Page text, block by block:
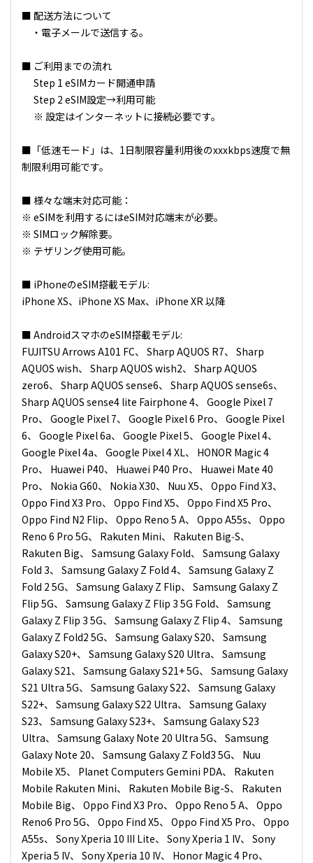
■ 配送方法について
・電子メールで送信する。
■ ご利用までの流れ
Step 1 eSIMカード開通申請
Step 2 eSIM設定→利用可能
※ 設定はインターネットに接続必要です。
■「低速モード」は、1日制限容量利用後のxxxkbps速度で無
制限利用可能です。
■ 様々な端末対応可能：
※ eSIMを利用するにはeSIM対応端末が必要。
※ SIMロック解除要。
※ テザリング使用可能。
■ iPhoneのeSIM搭載モデル:
iPhone XS、iPhone XS Max、iPhone XR 以降
■ AndroidスマホのeSIM搭載モデル:
FUJITSU Arrows A101 FC、 Sharp AQUOS R7、 Sharp
AQUOS wish、 Sharp AQUOS wish2、 Sharp AQUOS
zero6、 Sharp AQUOS sense6、 Sharp AQUOS sense6s、
Sharp AQUOS sense4 lite Fairphone 4、 Google Pixel 7
Pro、 Google Pixel 7、 Google Pixel 6 Pro、 Google Pixel
6、 Google Pixel 6a、 Google Pixel 5、 Google Pixel 4、
Google Pixel 4a、 Google Pixel 4 XL、 HONOR Magic 4
Pro、 Huawei P40、 Huawei P40 Pro、 Huawei Mate 40
Pro、 Nokia G60、 Nokia X30、 Nuu X5、 Oppo Find X3、
Oppo Find X3 Pro、 Oppo Find X5、 Oppo Find X5 Pro、
Oppo Find N2 Flip、 Oppo Reno 5 A、 Oppo A55s、 Oppo
Reno 6 Pro 5G、 Rakuten Mini、 Rakuten Big‑S、
Rakuten Big、 Samsung Galaxy Fold、 Samsung Galaxy
Fold 3、 Samsung Galaxy Z Fold 4、 Samsung Galaxy Z
Fold 2 5G、 Samsung Galaxy Z Flip、 Samsung Galaxy Z
Flip 5G、 Samsung Galaxy Z Flip 3 5G Fold、 Samsung
Galaxy Z Flip 3 5G、 Samsung Galaxy Z Flip 4、 Samsung
Galaxy Z Fold2 5G、 Samsung Galaxy S20、 Samsung
Galaxy S20+、 Samsung Galaxy S20 Ultra、 Samsung
Galaxy S21、 Samsung Galaxy S21+ 5G、 Samsung Galaxy
S21 Ultra 5G、 Samsung Galaxy S22、 Samsung Galaxy
S22+、 Samsung Galaxy S22 Ultra、 Samsung Galaxy
S23、 Samsung Galaxy S23+、 Samsung Galaxy S23
Ultra、 Samsung Galaxy Note 20 Ultra 5G、 Samsung
Galaxy Note 20、 Samsung Galaxy Z Fold3 5G、 Nuu
Mobile X5、 Planet Computers Gemini PDA、 Rakuten
Mobile Rakuten Mini、 Rakuten Mobile Big-S、 Rakuten
Mobile Big、 Oppo Find X3 Pro、 Oppo Reno 5 A、 Oppo
Reno6 Pro 5G、 Oppo Find X5、 Oppo Find X5 Pro、 Oppo
A55s、 Sony Xperia 10 III Lite、 Sony Xperia 1 IV、 Sony
Xperia 5 IV、 Sony Xperia 10 IV、 Honor Magic 4 Pro、